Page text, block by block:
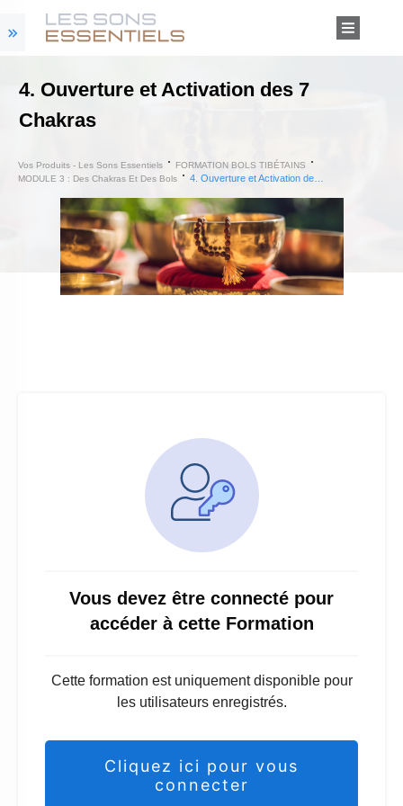
4. Ouverture et Activation des 7
Chakras
Vos Produits - Les Sons Essentiels
FORMATION BOLS TIBÉTAINS
MODULE 3 : Des Chakras Et Des Bols
Vous devez être connecté pour
accéder à cette Formation
Cette formation est uniquement disponible pour
les utilisateurs enregistrés.
Cliquez ici pour vous
connecter